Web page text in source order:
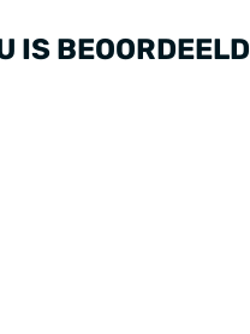
IS BEOORDEELD